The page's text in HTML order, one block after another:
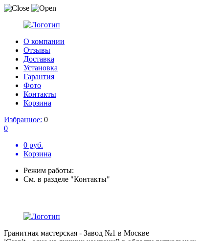
О компании
Отзывы
Доставка
Установка
Гарантия
Фото
Контакты
Корзина
Избранное: 0
0
0 руб.
Корзина
Режим работы:
См. в разделе "Контакты"
Гранитная мастерская - Завод №1 в Москве